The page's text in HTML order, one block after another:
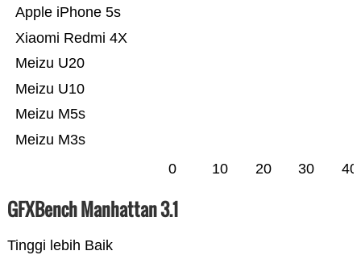
Meizu M3s
Meizu M5s
Meizu U10
Meizu U20
Xiaomi Redmi 4X
Apple iPhone 5s
0 10 20 30 40
GFXBench Manhattan 3.1
Tinggi lebih Baik